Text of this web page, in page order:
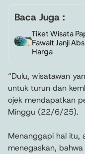
Baca Juga :
Tiket Wisata
Fawait Janji
Harga
“Dulu, wisatawan
untuk turun dan
ojek mendapatkan
Minggu (22/6/25).
Menanggapi hal itu,
menegaskan,